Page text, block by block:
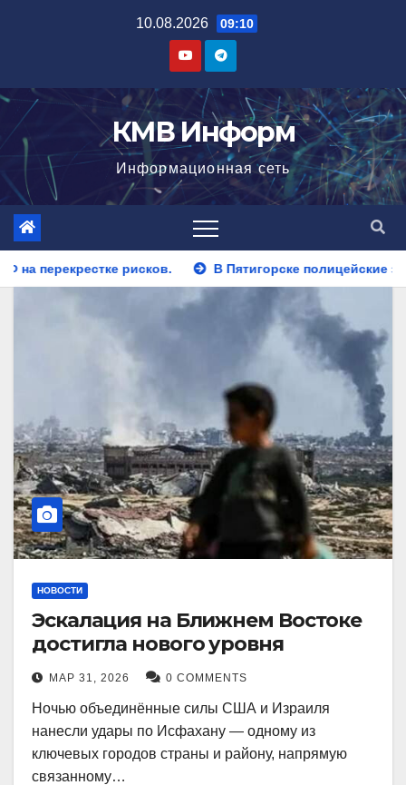
10.08.2026 09:10
КМВ Информ
Информационная сеть
В Пятигорске полицейские задержали закладчика,
НОВОСТИ
Эскалация на Ближнем Востоке
достигла нового уровня
МАР 31, 2026 0 COMMENTS
Ночью объединённые силы США и Израиля
нанесли удары по Исфахану — одному из
ключевых городов страны и району, напрямую
связанному…